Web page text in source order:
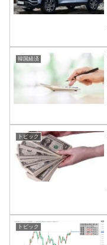
韓国経済
トピック
トピック